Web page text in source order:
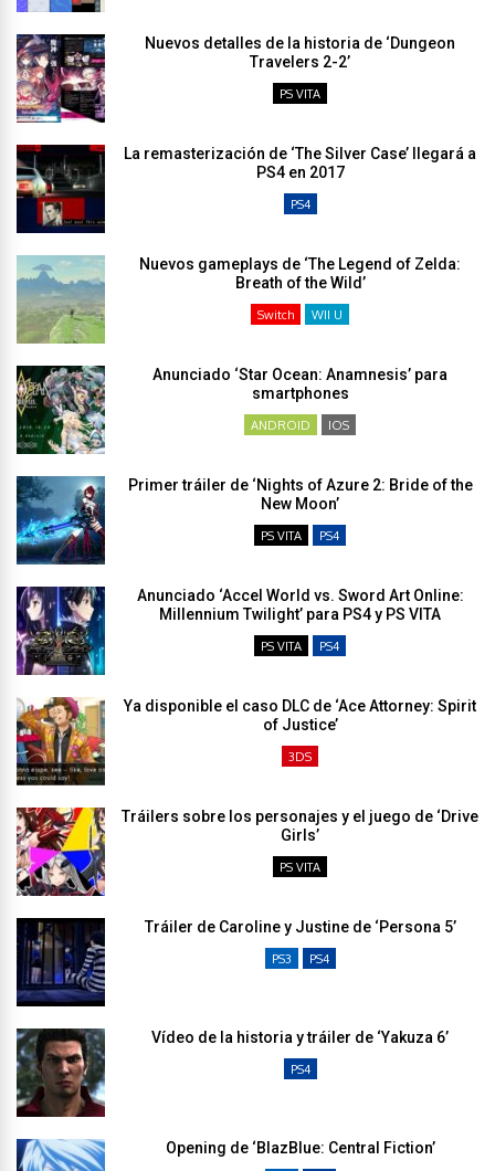
Nuevos detalles de la historia de ‘Dungeon
Travelers 2-2’
PS VITA
La remasterización de ‘The Silver Case’ llegará a
PS4 en 2017
PS4
Nuevos gameplays de ‘The Legend of Zelda:
Breath of the Wild’
Switch WII U
Anunciado ‘Star Ocean: Anamnesis’ para
smartphones
ANDROID IOS
Primer tráiler de ‘Nights of Azure 2: Bride of the
New Moon’
PS VITA PS4
Anunciado ‘Accel World vs. Sword Art Online:
Millennium Twilight’ para PS4 y PS VITA
PS VITA PS4
Ya disponible el caso DLC de ‘Ace Attorney: Spirit
of Justice’
3DS
Tráilers sobre los personajes y el juego de ‘Drive
Girls’
PS VITA
Tráiler de Caroline y Justine de ‘Persona 5’
PS3 PS4
Vídeo de la historia y tráiler de ‘Yakuza 6’
PS4
Opening de ‘BlazBlue: Central Fiction’